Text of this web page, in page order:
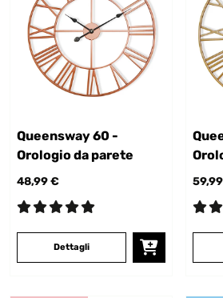
Queensway 60 -
Orologio da parete
48,99 €
Dettagli